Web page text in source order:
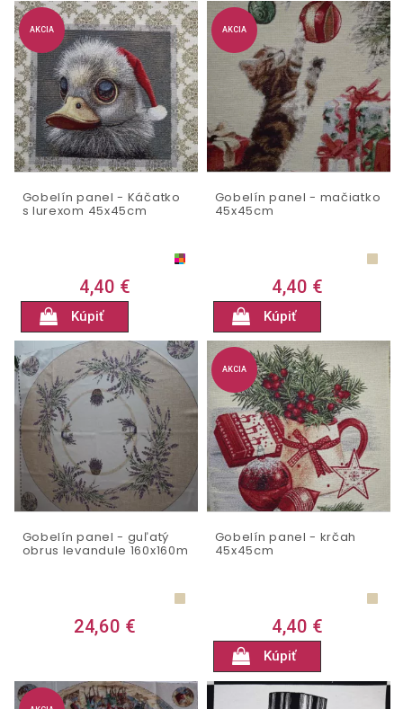
AKCIA
Gobelín panel - Káčatko
s lurexom 45x45cm
4,40 €
Kúpiť
AKCIA
Gobelín panel - mačiatko
45x45cm
4,40 €
Kúpiť
Gobelín panel - guľatý
obrus levandule 160x160m
24,60 €
AKCIA
Gobelín panel - krčah
45x45cm
4,40 €
Kúpiť